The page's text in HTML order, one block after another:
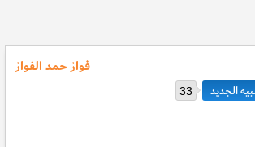
فواز حمد الفواز
33